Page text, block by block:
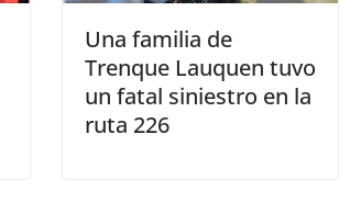
Una familia de
Trenque Lauquen tuvo
un fatal siniestro en la
ruta 226